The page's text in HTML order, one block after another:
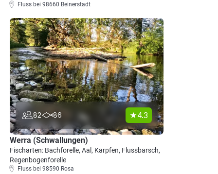
Fluss bei 98660 Beinerstadt
82 86 4.3
Werra (Schwallungen)
Fischarten: Bachforelle, Aal, Karpfen, Flussbarsch,
Regenbogenforelle
Fluss bei 98590 Rosa